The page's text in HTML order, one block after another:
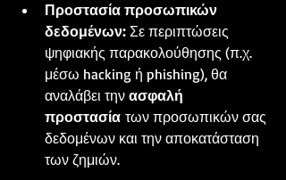
Προστασία προσωπικών
δεδομένων: Σε περιπτώσεις
ψηφιακής παρακολούθησης (π.χ.
μέσω hacking ή phishing), θα
αναλάβει την ασφαλή
προστασία των προσωπικών σας
δεδομένων και την αποκατάσταση
των ζημιών.